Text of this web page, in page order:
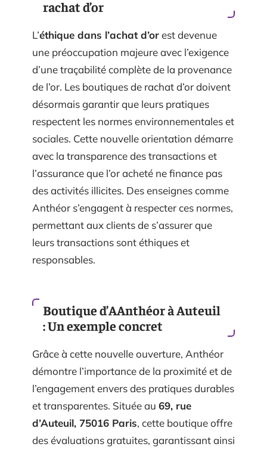
rachat d’or
L’éthique dans l’achat d’orest devenue
une préoccupation majeure avec l’exigence
d’une traçabilité complète de la provenance
de l’or. Les boutiques de rachat d’or doivent
désormais garantir que leurs pratiques
respectent les normes environnementales et
sociales. Cette nouvelle orientation démarre
avec la transparence des transactions et
l’assurance que l’or acheté ne finance pas
des activités illicites. Des enseignes comme
Anthéor s’engagent à respecter ces normes,
permettant aux clients de s’assurer que
leurs transactions sont éthiques et
responsables.
Boutique d’AAnthéor à Auteuil
: Un exemple concret
Grâce à cette nouvelle ouverture, Anthéor
démontre l’importance de la proximité et de
l’engagement envers des pratiques durables
et transparentes. Située au 69, rue
d’Auteuil, 75016 Paris, cette boutique offre
des évaluations gratuites, garantissant ainsi